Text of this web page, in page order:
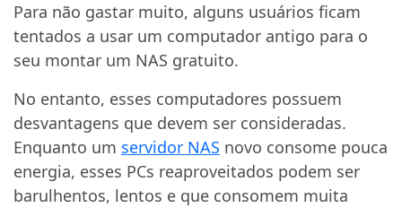
Para não gastar muito, alguns usuários ficam
tentados a usar um computador antigo para o
seu montar um NAS gratuito.
No entanto, esses computadores possuem
desvantagens que devem ser consideradas.
Enquanto um servidor NAS novo consome pouca
energia, esses PCs reaproveitados podem ser
barulhentos, lentos e que consomem muita